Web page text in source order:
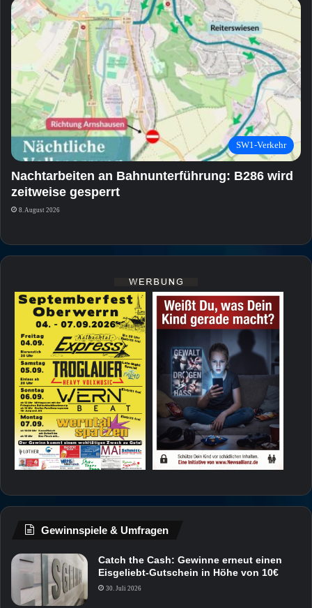
SW1-Verkehr
Nachtarbeiten an Bahnunterführung: B286 wird
zeitweise gesperrt
8. August 2026
Gewinnspiele & Umfragen
Catch the Cash: Gewinne erneut einen
Eisgeliebt-Gutschein in Höhe von 10€
30. Juli 2026